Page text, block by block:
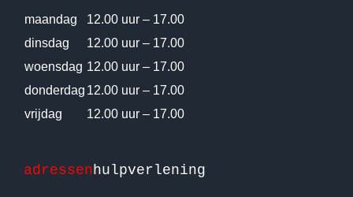
maandag
12.00 uur – 17.00
dinsdag
12.00 uur – 17.00
woensdag 12.00 uur – 17.00
donderdag 12.00 uur – 17.00
vrijdag
12.00 uur – 17.00
adressenhulpverlening